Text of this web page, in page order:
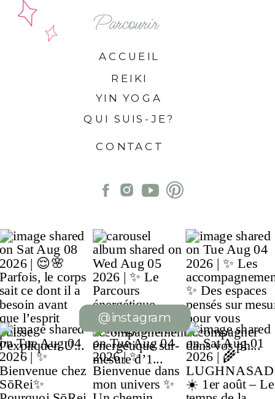
Parcourir
ACCUEIL
REIKI
YIN YOGA
CONTACT
@instagram
QUI SUIS-JE?